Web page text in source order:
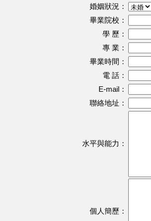
婚姻狀況：
畢業院校：
學 歷：
專 業：
畢業時間：
電 話：
E-mail：
聯絡地址：
水平與能力：
個人簡歷：